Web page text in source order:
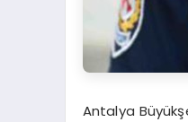
Antalya